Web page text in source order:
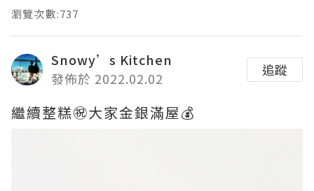
瀏覽次數:737
Snowy’s Kitchen
發佈於 2022.02.02
追蹤
繼續整糕㊗️大家金銀滿屋💰